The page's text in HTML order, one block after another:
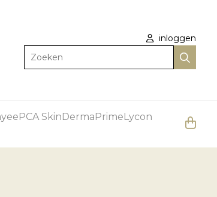
inloggen
Zoeken
PCA SkinDermaPrimeLycon